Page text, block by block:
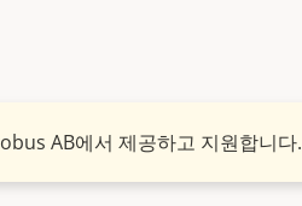
AB에서 제공하고 지원합니다.